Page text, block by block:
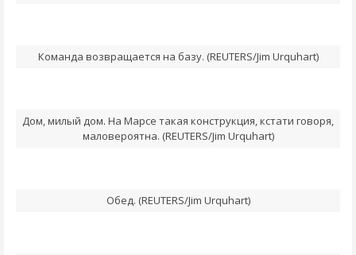
Команда возвращается на базу. (REUTERS/Jim Urquhart)
Дом, милый дом. На Марсе такая конструкция, кстати говоря,
маловероятна. (REUTERS/Jim Urquhart)
Обед. (REUTERS/Jim Urquhart)